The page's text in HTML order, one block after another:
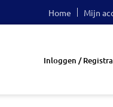
Home Mijn
Inloggen /